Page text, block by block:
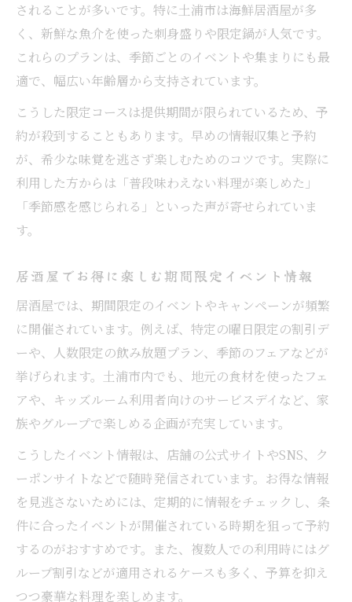
居酒屋の個室やキッズルーム活用ポイント
土浦市で賢く居酒屋を味わう最新トレンド
土浦市で話題の居酒屋サービス徹底調査
期間限定イベントが豊富な居酒屋活用法
居酒屋選びで失敗しない最新テクニック
されることが多いです。特に土浦市は海鮮居酒屋が多
く、新鮮な魚介を使った刺身盛りや限定鍋が人気です。
これらのプランは、季節ごとのイベントや集まりにも最
適で、幅広い年齢層から支持されています。
こうした限定コースは提供期間が限られているため、予
約が殺到することもあります。早めの情報収集と予約
が、希少な味覚を逃さず楽しむためのコツです。実際に
利用した方からは「普段味わえない料理が楽しめた」
「季節感を感じられる」といった声が寄せられていま
す。
居酒屋でお得に楽しむ期間限定イベント情報
居酒屋では、期間限定のイベントやキャンペーンが頻繁
に開催されています。例えば、特定の曜日限定の割引デ
ーや、人数限定の飲み放題プラン、季節のフェアなどが
挙げられます。土浦市内でも、地元の食材を使ったフェ
アや、キッズルーム利用者向けのサービスデイなど、家
族やグループで楽しめる企画が充実しています。
こうしたイベント情報は、店舗の公式サイトやSNS、ク
ーポンサイトなどで随時発信されています。お得な情報
を見逃さないためには、定期的に情報をチェックし、条
件に合ったイベントが開催されている時期を狙って予約
するのがおすすめです。また、複数人での利用時にはグ
ループ割引などが適用されるケースも多く、予算を抑え
つつ豪華な料理を楽しめます。